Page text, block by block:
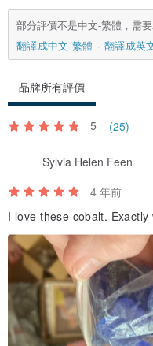
部分評價不是中文-繁體，需
翻譯成中文-繁體
翻譯成英
品牌所有評價
5 (25)
Sylvia Helen Feen
4 年前
I love these cobalt. Exactly